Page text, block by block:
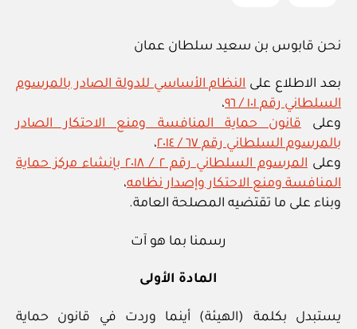
نحن قابوس بن سعيد سلطان عمان
بعد الاطلاع علىالنظام الأساسي للدولة الصادر بالمرسوم
السلطاني رقم ١٠١ / ٩٦
،
وعلىقانون حماية المنافسة ومنع الاحتكار الصادر
بالمرسوم السلطاني رقم ٦٧ / ٢٠١٤
،
وعلى
المرسوم السلطاني رقم ٢ / ٢٠١٨ بإنشاء مركز حماية
المنافسة ومنع الاحتكار وإصدار نظامه،
وبناء على ما تقتضيه المصلحة العامة.
رسمنا بما هو آت
المادة الأولى
يستبدل بكلمة (الهيئة) أينما وردت في قانون حماية